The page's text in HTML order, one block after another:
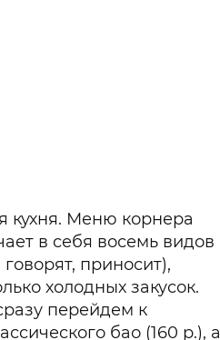
кухня. Меню корнера
в себя восемь видов
приносит),
холодных закусок.
перейдем к
бао (160 р.), а